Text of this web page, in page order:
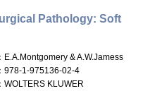
Pathology: Soft
：E.A.Montgomery & A.W.Jamess
：978-1-975136-02-4
：WOLTERS KLUWER